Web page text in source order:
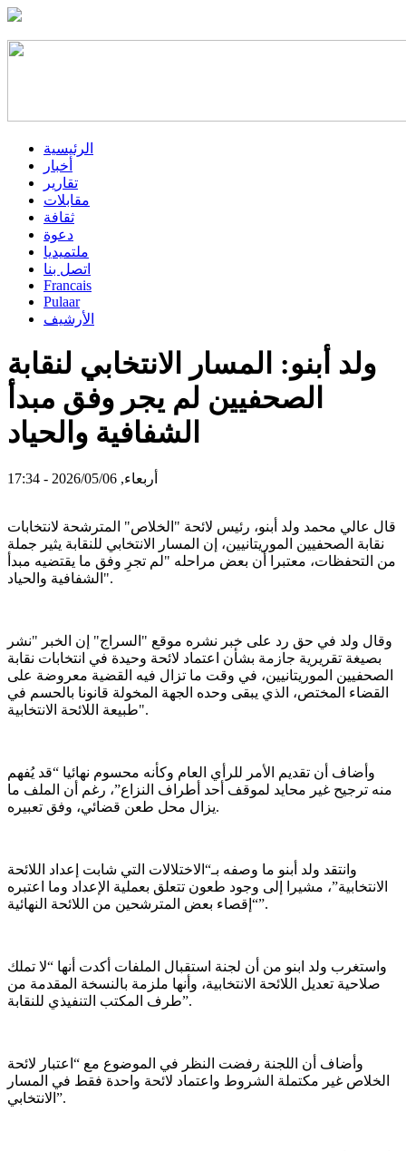
الرئيسية
أخبار
تقارير
مقابلات
ثقافة
دعوة
ملتميديا
اتصل بنا
Francais
Pulaar
الأرشيف
ولد أبنو: المسار الانتخابي لنقابة
الصحفيين لم يجر وفق مبدأ
الشفافية والحياد
أربعاء, 2026/05/06 - 17:34
قال عالي محمد ولد أبنو، رئيس لائحة "الخلاص" المترشحة لانتخابات
نقابة الصحفيين الموريتانيين، إن المسار الانتخابي للنقابة يثير جملة
من التحفظات، معتبرا أن بعض مراحله "لم تجرِ وفق ما يقتضيه مبدأ
الشفافية والحياد".
وقال ولد في حق رد على خبر نشره موقع "السراج" إن الخبر "نشر
بصيغة تقريرية جازمة بشأن اعتماد لائحة وحيدة في انتخابات نقابة
الصحفيين الموريتانيين، في وقت ما تزال فيه القضية معروضة على
القضاء المختص، الذي يبقى وحده الجهة المخولة قانونا بالحسم في
طبيعة اللائحة الانتخابية".
وأضاف أن تقديم الأمر للرأي العام وكأنه محسوم نهائيا “قد يُفهم
منه ترجيح غير محايد لموقف أحد أطراف النزاع”، رغم أن الملف ما
يزال محل طعن قضائي، وفق تعبيره.
وانتقد ولد أبنو ما وصفه بـ“الاختلالات التي شابت إعداد اللائحة
الانتخابية”، مشيرا إلى وجود طعون تتعلق بعملية الإعداد وما اعتبره
“إقصاء بعض المترشحين من اللائحة النهائية”.
واستغرب ولد ابنو من أن لجنة استقبال الملفات أكدت أنها “لا تملك
صلاحية تعديل اللائحة الانتخابية، وأنها ملزمة بالنسخة المقدمة من
طرف المكتب التنفيذي للنقابة”.
وأضاف أن اللجنة رفضت النظر في الموضوع مع “اعتبار لائحة
الخلاص غير مكتملة الشروط واعتماد لائحة واحدة فقط في المسار
الانتخابي”.